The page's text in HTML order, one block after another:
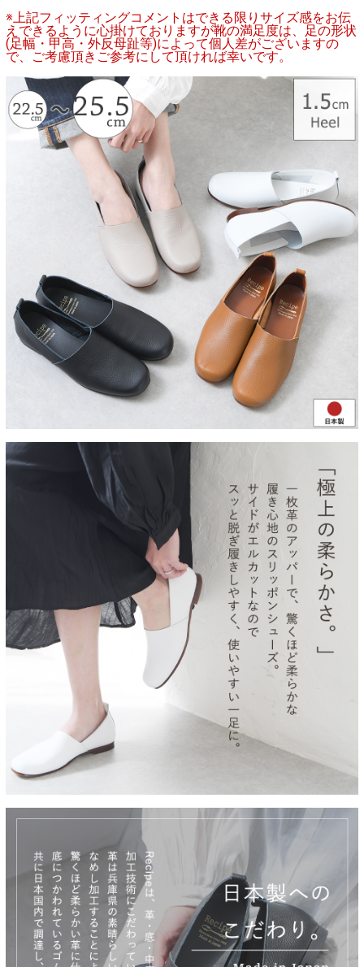
※上記フィッティングコメントはできる限りサイズ感をお伝
えできるように心掛けておりますが靴の満足度は、足の形状
(足幅・甲高・外反母趾等)によって個人差がございますの
で、ご考慮頂きご参考にして頂ければ幸いです。